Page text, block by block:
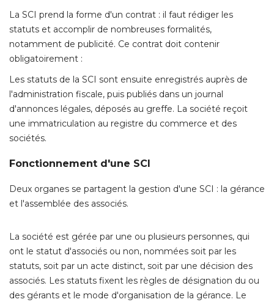
La SCI prend la forme d'un contrat : il faut rédiger les
statuts et accomplir de nombreuses formalités,
notamment de publicité. Ce contrat doit contenir
obligatoirement :
Les statuts de la SCI sont ensuite enregistrés auprès de
l'administration fiscale, puis publiés dans un journal
d'annonces légales, déposés au greffe. La société reçoit
une immatriculation au registre du commerce et des
sociétés.
Fonctionnement d'une SCI
Deux organes se partagent la gestion d'une SCI : la gérance
et l'assemblée des associés.
La société est gérée par une ou plusieurs personnes, qui
ont le statut d'associés ou non, nommées soit par les
statuts, soit par un acte distinct, soit par une décision des
associés. Les statuts fixent les règles de désignation du ou
des gérants et le mode d'organisation de la gérance. Le